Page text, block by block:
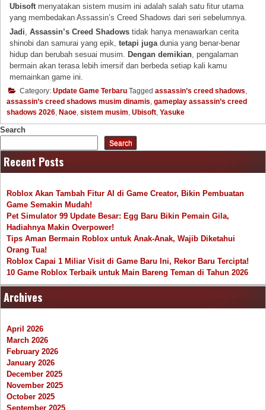
Ubisoft menyatakan sistem musim ini adalah salah satu fitur utama
yang membedakan Assassin’s Creed Shadows dari seri sebelumnya.
Jadi ,Assassin’s Creed Shadows tidak hanya menawarkan cerita
shinobi dan samurai yang epik,tetapi juga dunia yang benar-benar
hidup dan berubah sesuai musim.
Dengan demikian , pengalaman
bermain akan terasa lebih imersif dan berbeda setiap kali kamu
memainkan game ini.
Category: Update Game Terbaru Tagged assassin’s creed shadows,
assassin’s creed shadows musim dinamis, gameplay assassin’s creed
shadows 2026, Naoe, sistem musim, Ubisoft, Yasuke
Search
Search
Recent Posts
Roblox Akan Tambah Fitur AI di Game Creator, Bikin Pembuatan
Game Semakin Mudah!
Pet Simulator 99 Update Besar: Egg Baru Bikin Pemain Gila,
Hadiahnya Makin Overpower!
Tips Aman Bermain Roblox untuk Anak-Anak, Wajib Diketahui
Orang Tua!
Roblox Capai 1 Miliar Visit di Game Baru Ini, Rekor Baru Tercipta!
10 Game Roblox Terbaik untuk Main Bareng Teman di Tahun 2026
Archives
April 2026
March 2026
February 2026
January 2026
December 2025
November 2025
October 2025
September 2025